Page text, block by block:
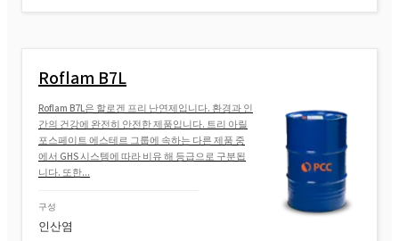
Roflam B7L
Roflam B7L은 할로겐 프리 난연제입니다. 환경과 인
간의 건강에 완전히 안전한 제품입니다. 트리 아릴
포스페이트 에스테르 그룹에 속하는 다른 제품 중
에서 GHS 시스템에 따라 비유 해 등급으로 구분됩
니다. 또한...
구성
인산염